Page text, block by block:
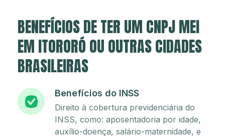
BENEFÍCIOS DE TER UM CNPJ MEI
EM ITORORÓ OU OUTRAS CIDADES
BRASILEIRAS
Benefícios do INSS
Direito à cobertura previdenciária do
INSS, como: aposentadoria por idade,
auxílio-doença, salário-maternidade, e